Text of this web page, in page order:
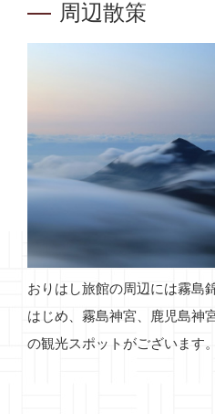
周辺散策
おりはし旅館の周辺には霧島
はじめ、霧島神宮、鹿児島神
の観光スポットがございます。